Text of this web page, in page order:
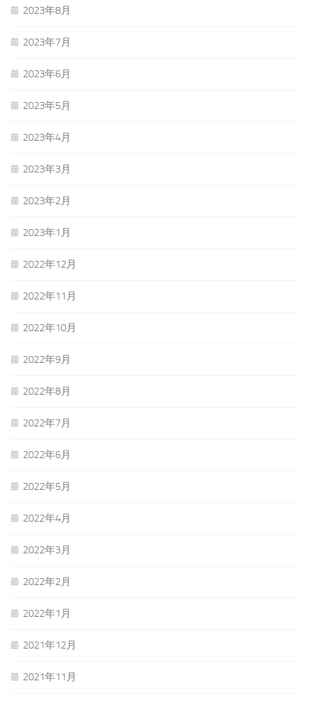
2023年8月
2023年7月
2023年6月
2023年5月
2023年4月
2023年3月
2023年2月
2023年1月
2022年12月
2022年11月
2022年10月
2022年9月
2022年8月
2022年7月
2022年6月
2022年5月
2022年4月
2022年3月
2022年2月
2022年1月
2021年12月
2021年11月